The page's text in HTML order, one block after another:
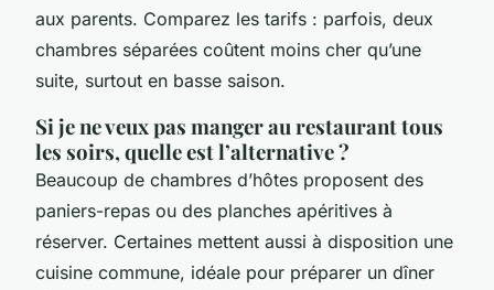
aux parents. Comparez les tarifs : parfois, deux
chambres séparées coûtent moins cher qu’une
suite, surtout en basse saison.
Si je ne veux pas manger au restaurant tous
les soirs, quelle est l’alternative ?
Beaucoup de chambres d’hôtes proposent des
paniers-repas ou des planches apéritives à
réserver. Certaines mettent aussi à disposition une
cuisine commune, idéale pour préparer un dîner